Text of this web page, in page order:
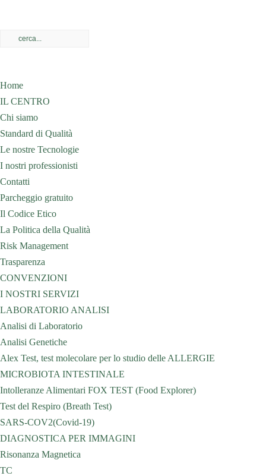
Home
IL CENTRO
Chi siamo
Standard di Qualità
Le nostre Tecnologie
I nostri professionisti
Contatti
Parcheggio gratuito
Il Codice Etico
La Politica della Qualità
Risk Management
Trasparenza
CONVENZIONI
I NOSTRI SERVIZI
LABORATORIO ANALISI
Analisi di Laboratorio
Analisi Genetiche
Alex Test, test molecolare per lo studio delle ALLERGIE
MICROBIOTA INTESTINALE
Intolleranze Alimentari FOX TEST (Food Explorer)
Test del Respiro (Breath Test)
SARS-COV2(Covid-19)
DIAGNOSTICA PER IMMAGINI
Risonanza Magnetica
TC